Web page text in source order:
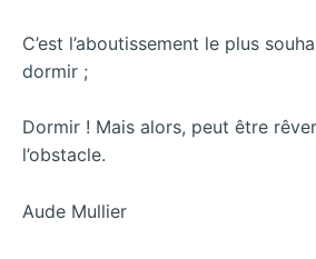
C’est l’aboutissement le plus
dormir ;
Dormir ! Mais alors, peut être
l’obstacle.
Aude Mullier